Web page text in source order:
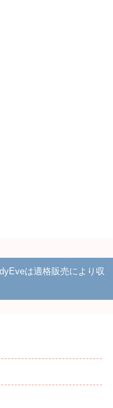
は適格販売により収